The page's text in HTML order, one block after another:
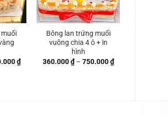
₫Khoảng
giá:
Bông lan trứng muối
vuông chia 4 ô + in
hình
360.000₫ – 750.000₫Khoảng
giá: